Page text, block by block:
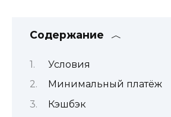
Содержание
Условия
Минимальный платёж
Кэшбэк